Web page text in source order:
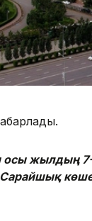
осы жылдың